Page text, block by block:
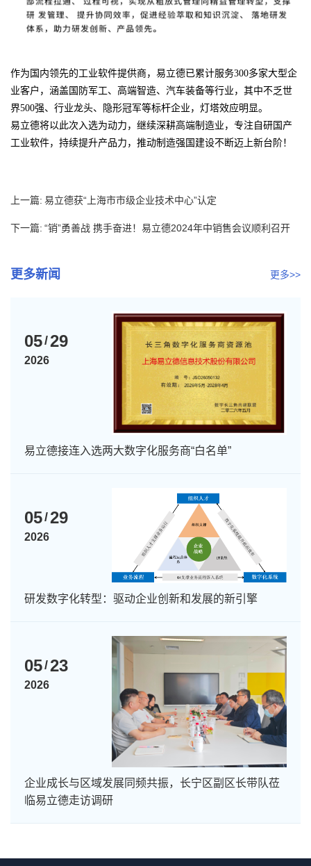
作为国内领先的工业软件提供商，易立德已累计服务300多家大型企
业客户，涵盖国防军工、高端智造、汽车装备等行业，其中不乏世
界500强、行业龙头、隐形冠军等标杆企业，灯塔效应明显。
易立德将以此次入选为动力，继续深耕高端制造业，专注自研国产
工业软件，持续提升产品力，推动制造强国建设不断迈上新台阶！
上一篇: 易立德获“上海市市级企业技术中心”认定
下一篇: “销”勇善战 携手奋进！易立德2024年中销售会议顺利召开
更多新闻 更多>>
05/29
2026
易立德接连入选两大数字化服务商“白名单”
05/29
2026
研发数字化转型：驱动企业创新和发展的新引擎
05/23
2026
企业成长与区域发展同频共振，长宁区副区长带队莅
临易立德走访调研